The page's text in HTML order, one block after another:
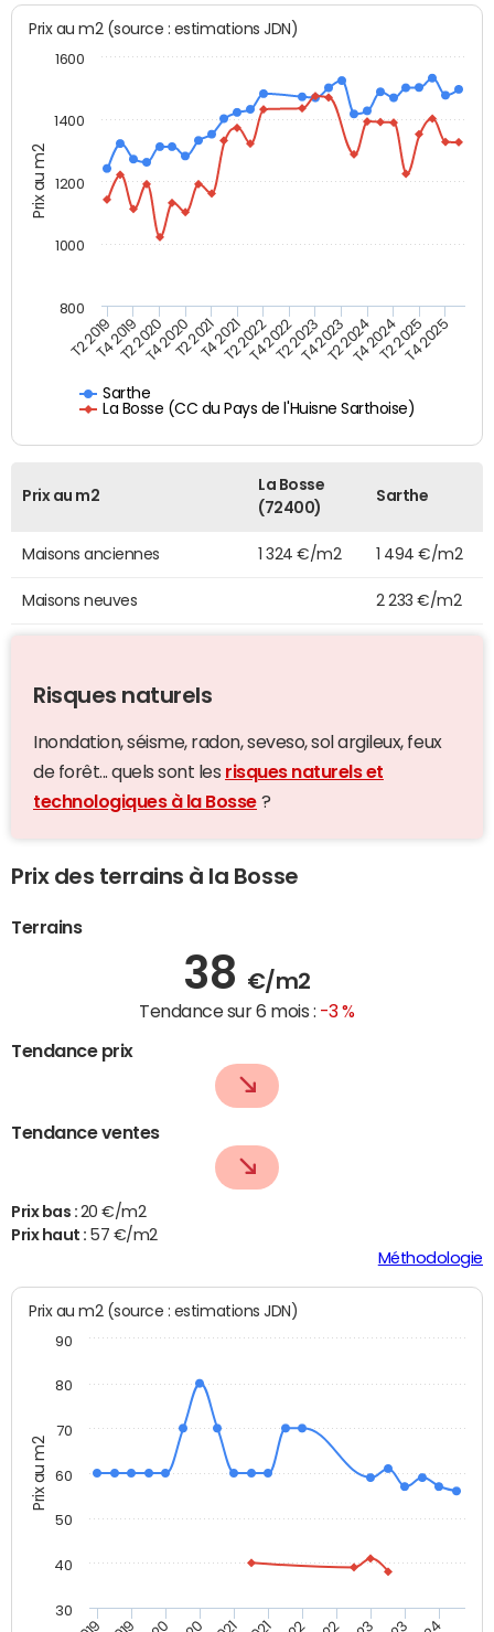
Prix au m2
Prix au m2 (source : estimations JDN)
Sarthe
La Bosse (CC du Pays de l'Huisne Sarthoise)
T2 2019T4 2019T2 2020T4 2020T2 2021T4 2021T2 2022T4 2022T2 2023T4 2023T2 2024T4 2024T2 2025T4 2025
800
1000
1200
1400
1600
Prix au m2
La Bosse
(72400)
Sarthe
Maisons anciennes 1 324 €/m2 1 494 €/m2
Maisons neuves 2 233 €/m2
Risques naturels
Inondation, séisme, radon, seveso, sol argileux, feux
de forêt... quels sont les risques naturels et
technologiques à la Bosse ?
Prix des terrains à la Bosse
Terrains
38 €/m2
Tendance sur 6 mois : -3 %
Tendance prix
Tendance ventes
Prix bas : 20 €/m2
Prix haut : 57 €/m2
Méthodologie
Prix au m2
Prix au m2 (source : estimations JDN)
30
40
50
60
70
80
90